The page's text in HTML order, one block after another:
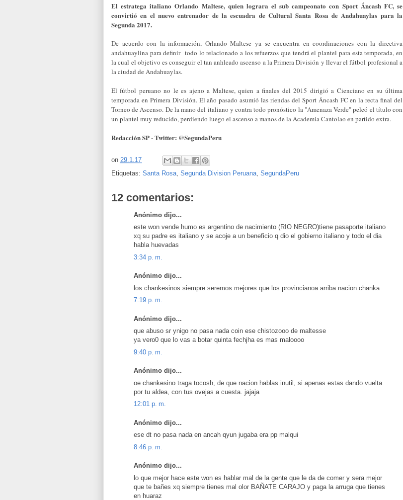
El estratega italiano Orlando Maltese, quien lograra el sub campeonato con Sport Áncash FC, se
convirtió en el nuevo entrenador de la escuadra de Cultural Santa Rosa de Andahuaylas para la
Segunda 2017.
De acuerdo con la información, Orlando Maltese ya se encuentra en coordinaciones con la directiva
andahuaylina para definir todo lo relacionado a los refuerzos que tendrá el plantel para esta temporada, en
la cual el objetivo es conseguir el tan anhleado ascenso a la Primera División y llevar el fútbol profesional a
la ciudad de Andahuaylas.
El fútbol peruano no le es ajeno a Maltese, quien a finales del 2015 dirigió a Cienciano en su última
temporada en Primera División. El año pasado asumió las riendas del Sport Áncash FC en la recta final del
Torneo de Ascenso. De la mano del italiano y contra todo pronóstico la "Amenaza Verde" peleó el título con
un plantel muy reducido, perdiendo luego el ascenso a manos de la Academia Cantolao en partido extra.
Redacción SP - Twitter: @SegundaPeru
on 29.1.17
Etiquetas: Santa Rosa Segunda Division Peruana SegundaPeru
12 comentarios:
Anónimo dijo...
este won vende humo es argentino de nacimiento (RIO NEGRO)tiene pasaporte italiano
xq su padre es italiano y se acoje a un beneficio q dio el gobierno italiano y todo el dia
habla huevadas
3:34 p. m.
Anónimo dijo...
los chankesinos siempre seremos mejores que los provincianoa arriba nacion chanka
7:19 p. m.
Anónimo dijo...
que abuso sr ynigo no pasa nada coin ese chistozooo de maltesse
ya vero0 que lo vas a botar quinta fechjha es mas maloooo
9:40 p. m.
Anónimo dijo...
oe chankesino traga tocosh, de que nacion hablas inutil, si apenas estas dando vuelta
por tu aldea, con tus ovejas a cuesta. jajaja
12:01 p. m.
Anónimo dijo...
ese dt no pasa nada en ancah qyun jugaba era pp malqui
8:46 p. m.
Anónimo dijo...
lo que mejor hace este won es hablar mal de la gente que le da de comer y sera mejor
que te bañes xq siempre tienes mal olor BAÑATE CARAJO y paga la arruga que tienes
en huaraz